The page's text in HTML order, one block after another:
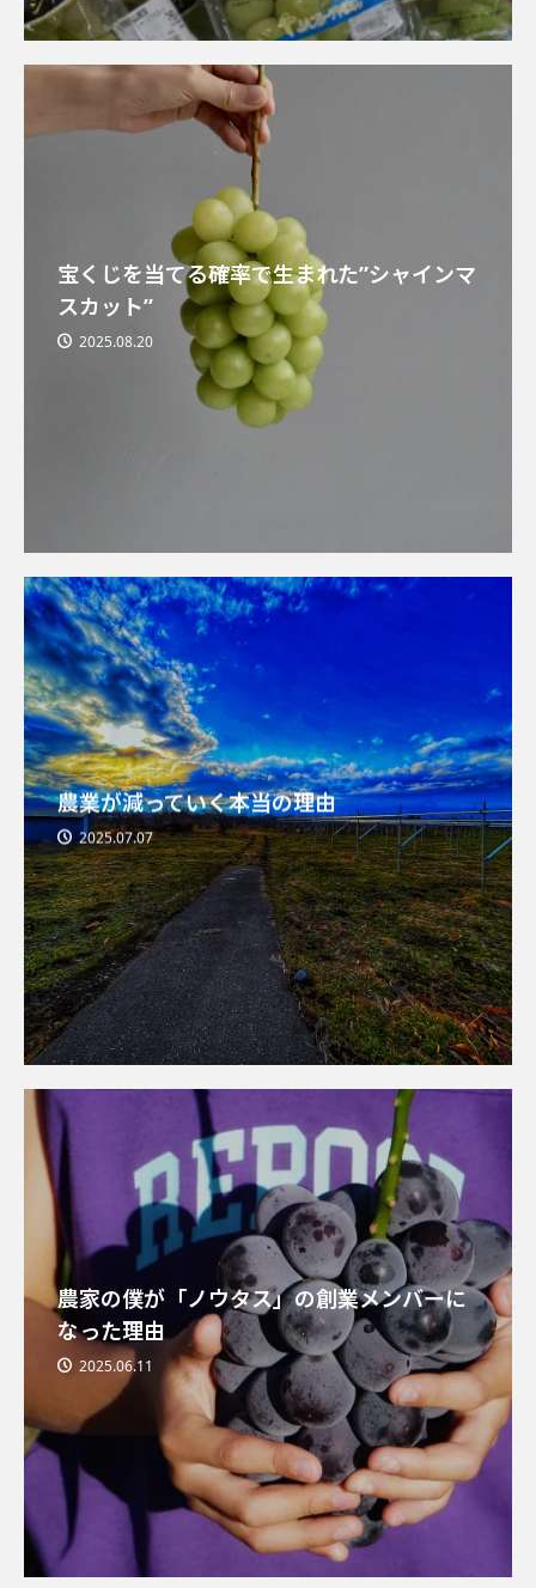
宝くじを当てる確率で生まれた”シャインマ
スカット”
2025.08.20
農業が減っていく本当の理由
2025.07.07
農家の僕が「ノウタス」の創業メンバーに
なった理由
2025.06.11